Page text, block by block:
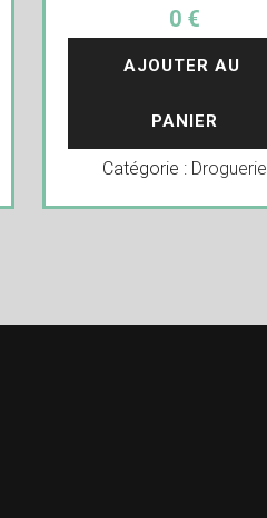
0 €
AJOUTER AU
PANIER
Catégorie : Droguerie